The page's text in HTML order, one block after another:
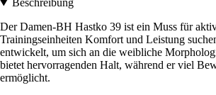
Beschreibung
Der Damen-BH Hastko 39 ist ein Muss für
Trainingseinheiten Komfort und Leistung
entwickelt, um sich an die weibliche
bietet hervorragenden Halt, während er viel
ermöglicht.